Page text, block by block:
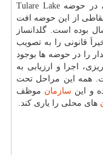
زیرزمینی، در حوضه Tulare Lake
از این حوضه افت
۵/۷ متر در سال بوده است. گلدانساز
قانونی را به تصویب
پایدار را در حوضه ها بوجود
اجرا و ارزیابی به
همه این مراحل تحت
و این سازمان موظف
های محلی را یاری كند.